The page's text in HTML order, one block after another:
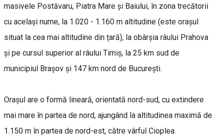
masivele Postăvaru, Piatra Mare și Baiului, în zona trecătorii
cu același nume, la 1.020 - 1.160 m altitudine (este orașul
situat la cea mai altitudine din țară), la obârșia râului Prahova
și pe cursul superior al râului Timiș, la 25 km sud de
municipiul Brașov și 147 km nord de București.
Orașul are o formă lineară, orientată nord-sud, cu extindere
mai mare în partea de nord, ajungând la altitudinea maximă de
1.150 m în partea de nord-est, către vârful Cioplea.